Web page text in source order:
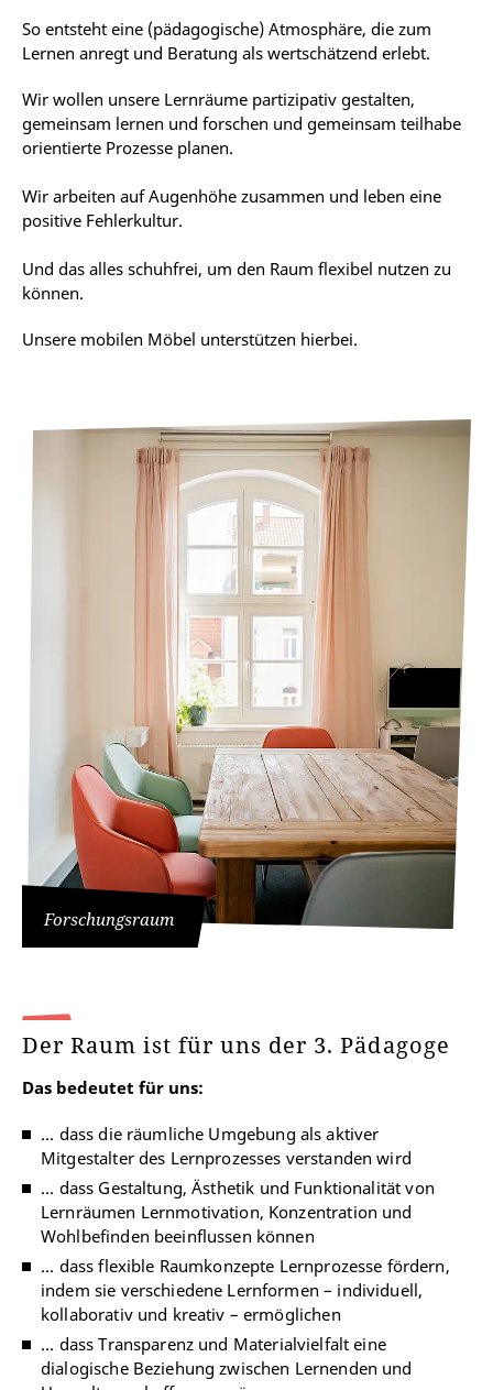
So entsteht eine (pädagogische) Atmosphäre, die zum
Lernen anregt und Beratung als wertschätzend erlebt.
Wir wollen unsere Lernräume partizipativ gestalten,
gemeinsam lernen und forschen und gemeinsam teilhabe
orientierte Prozesse planen.
Wir arbeiten auf Augenhöhe zusammen und leben eine
positive Fehlerkultur.
Und das alles schuhfrei, um den Raum flexibel nutzen zu
können.
Unsere mobilen Möbel unterstützen hierbei.
Forschungsraum
Der Raum ist für uns der 3. Pädagoge
Das bedeutet für uns:
... dass die räumliche Umgebung als aktiver
Mitgestalter des Lernprozesses verstanden wird
... dass Gestaltung, Ästhetik und Funktionalität von
Lernräumen Lernmotivation, Konzentration und
Wohlbefinden beeinflussen können
... dass flexible Raumkonzepte Lernprozesse fördern,
indem sie verschiedene Lernformen – individuell,
kollaborativ und kreativ – ermöglichen
... dass Transparenz und Materialvielfalt eine
dialogische Beziehung zwischen Lernenden und